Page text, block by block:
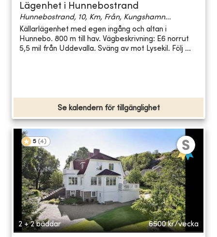
Lägenhet i Hunnebostrand
Hunnebostrand, 10, Km, Från, Kungshamn...
Källarlägenhet med egen ingång och altan i
Hunnebo. 800 m till hav. Vägbeskrivning: E6 norrut
5,5 mil från Uddevalla. Sväng av mot Lysekil. Följ ...
Se kalendern för tillgänglighet
5 (4)
2 + 2 bäddar 6500 kr/vecka